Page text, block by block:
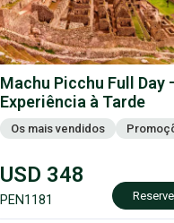
Machu Picchu Full Day
Experiência à Tarde
Os mais vendidos
USD 348
PEN1181